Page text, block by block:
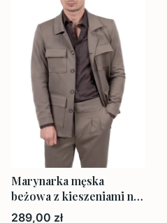
Marynarka męska
beżowa z kieszeniami na
zewnątrz
Cena
289,00 zł